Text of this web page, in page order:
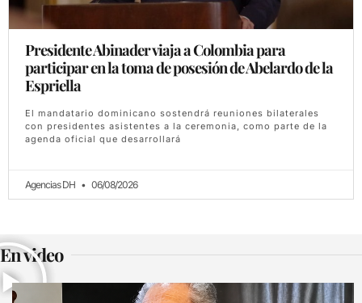
Presidente Abinader viaja a Colombia para
participar en la toma de posesión de Abelardo de la
Espriella
El mandatario dominicano sostendrá reuniones bilaterales
con presidentes asistentes a la ceremonia, como parte de la
agenda oficial que desarrollará
Agencias DH 06/08/2026
En video